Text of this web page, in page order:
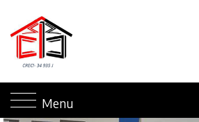
Menu